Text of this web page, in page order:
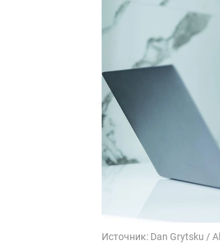
Источник: Dan Grytsku /